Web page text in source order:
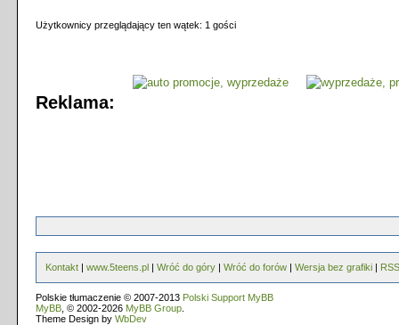
Użytkownicy przeglądający ten wątek: 1 gości
Reklama:
Kontakt | www.5teens.pl | Wróć do góry | Wróć do forów | Wersja bez grafiki | RSS
Polskie tłumaczenie © 2007-2013 Polski Support MyBB
MyBB , © 2002-2026 MyBB Group
Theme Design by WbDev